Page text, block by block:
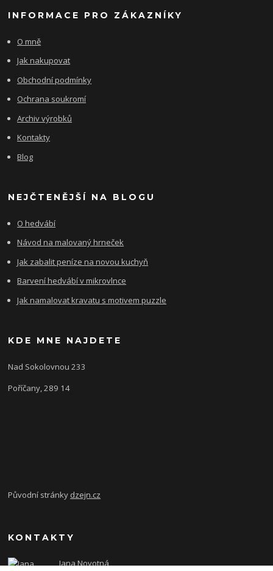
INFORMACE PRO ZÁKAZNÍKY
O mně
Jak nakupovat
Obchodní podmínky
Ochrana soukromí
Archiv výrobků
Kontakty
Blog
NEJČTENĚJŠÍ NA BLOGU
O hedvábí
Návod na malovaný hrneček
Jak zabalit peníze na novou kuchyň
Barvení hedvábí v mikrovlnce
Jak namalovat kravatu s motivem puzzle
KDE MNE NAJDETE
Nad Sokolovnou 233
Poříčany, 289 14
Původní stránky dzejn.cz
KONTAKTY
Jana Novotná